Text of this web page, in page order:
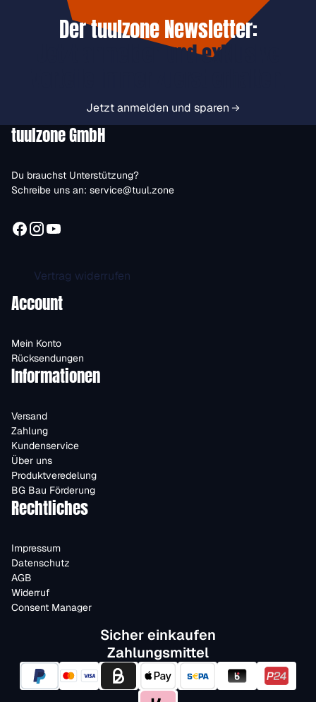
Der tuulzone Newsletter:
Jetzt anmelden und exklusive
Jetzt anmelden und sparen
tuulzone GmbH
Du brauchst Unterstützung?
Schreibe uns an: service@tuul.zone
Vertrag widerrufen
Account
Mein Konto
Rücksendungen
Informationen
Versand
Zahlung
Kundenservice
Über uns
Produktveredelung
BG Bau Förderung
Rechtliches
Impressum
Datenschutz
AGB
Widerruf
Consent Manager
Sicher einkaufen
Zahlungsmittel